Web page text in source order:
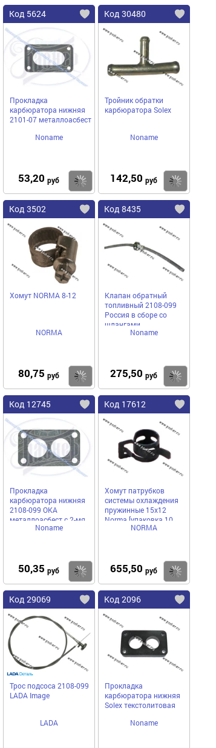
Код 5624
Прокладка
карбюратора нижняя
2101-07 металлоасбест
Noname
53,20 руб Купить
Код 30480
Тройник обратки
карбюратора Solex
Noname
142,50 руб
Код 3502
Хомут NORMA 8-12
NORMA
80,75 руб Купить
Код 8435
Клапан обратный
топливный 2108-099
Россия в сборе со
шлангами
Noname
275,50 руб
Код 12745
Прокладка
карбюратора нижняя
2108-099 ОКА
металлоасбест с 2-мя
отверстиями
Noname
50,35 руб Купить
Код 17612
Хомут патрубков
системы охлаждения
пружинные 15x12
Norma [упаковка 10
NORMA
655,50 руб
Код 29069
Трос подсоса 2108-099
LADA Image
LADA
Код 2096
Прокладка
карбюратора нижняя
Solex текстолитовая
Noname